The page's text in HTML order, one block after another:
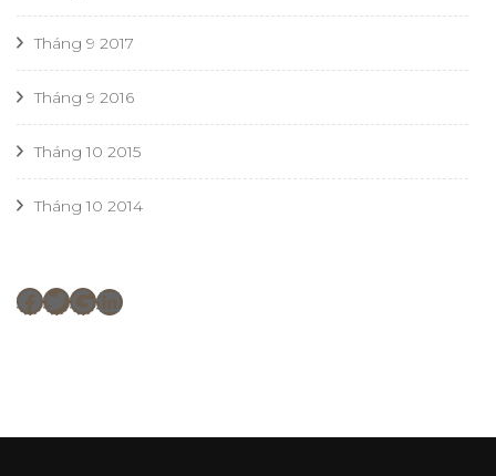
Tháng 9 2017
Tháng 9 2016
Tháng 10 2015
Tháng 10 2014
Facebook
Twitter
Google
LinkedIn